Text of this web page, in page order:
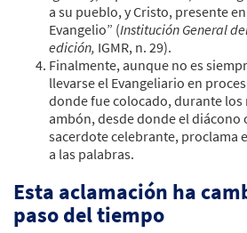
a su pueblo, y Cristo, presente
Evangelio” (Institución General
edición, IGMR, n. 29).
Finalmente, aunque no es
llevarse el Evangeliario en
donde fue colocado, durante los
ambón, desde donde el diácono
sacerdote celebrante, proclama
a las palabras.
Esta aclamación ha
paso del tiempo